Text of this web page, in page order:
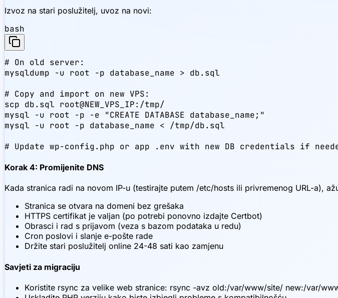
Izvoz na stari poslužitelj, uvoz na novi:
bash
# On old server:
mysqldump -u root -p database_name > db.sql
# Copy and import on new VPS:
scp db.sql root@NEW_VPS_IP:/tmp/
mysql -u root -p -e "CREATE DATABASE database_name;"
mysql -u root -p database_name < /tmp/db.sql
# Update wp-config.php or app .env with new DB credentials if
Korak 4: Promijenite DNS
Kada stranica radi na novom IP-u (testirajte putem /etc/hosts ili privremenog URL-a),
Stranica se otvara na domeni bez grešaka
HTTPS certifikat je valjan (po potrebi ponovno izdajte Certbot)
Obrasci i rad s prijavom (veza s bazom podataka u redu)
Cron poslovi i slanje e-pošte rade
Držite stari poslužitelj online 24-48 sati kao zamjenu
Savjeti za migraciju
Koristite rsync za velike web stranice: rsync -avz old:/var/www/site/ new:/var/